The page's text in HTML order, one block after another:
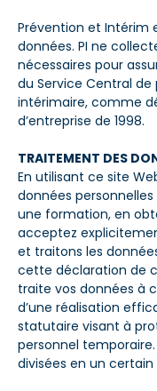
Prévention et Intérim
données. PI ne
nécessaires pour
du Service Central
intérimaire, comme
d’entreprise de 1998.
TRAITEMENT DES
En utilisant ce site
données
une formation, en
acceptez
et traitons les
cette déclaration de
traite vos données à
d’une réalisation
statutaire visant à
personnel
divisées en un